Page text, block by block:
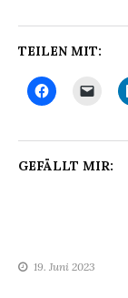
TEILEN MIT:
GEFÄLLT MIR:
19. Juni 2023